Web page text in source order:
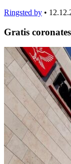
Ringsted by •
Gratis